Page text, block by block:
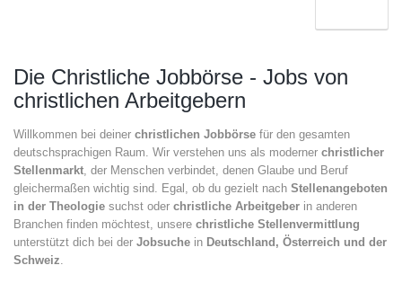
Die Christliche Jobbörse - Jobs von
christlichen Arbeitgebern
Willkommen bei deiner christlichen Jobbörse für den gesamten
deutschsprachigen Raum. Wir verstehen uns als moderner christlicher
Stellenmarkt, der Menschen verbindet, denen Glaube und Beruf
gleichermaßen wichtig sind. Egal, ob du gezielt nach Stellenangeboten
in der Theologie suchst oder christliche Arbeitgeber in anderen
Branchen finden möchtest, unsere christliche Stellenvermittlung
unterstützt dich bei der Jobsuche in Deutschland, Österreich und der
Schweiz.